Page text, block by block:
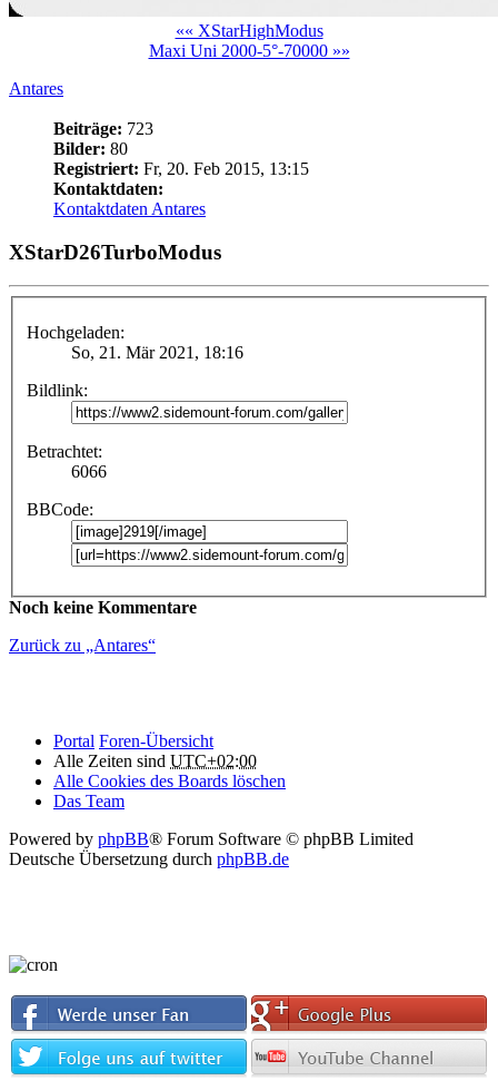
«« XStarHighModus
Maxi Uni 2000-5°-70000 »»
Antares
Beiträge: 723
Bilder: 80
Registriert: Fr, 20. Feb 2015, 13:15
Kontaktdaten:
Kontaktdaten Antares
XStarD26TurboModus
Hochgeladen:
So, 21. Mär 2021, 18:16
Bildlink:
Betrachtet:
6066
BBCode:
Noch keine Kommentare
Zurück zu „Antares“
Portal Foren-Übersicht
Alle Zeiten sind UTC+02:00
Alle Cookies des Boards löschen
Das Team
Powered by phpBB® Forum Software © phpBB Limited
Deutsche Übersetzung durch phpBB.de